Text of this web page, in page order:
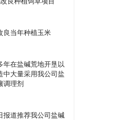
良当年种植玉米
年在盐碱荒地开垦以
中大量采用我公司盐
调理剂
报道推荐我公司盐碱